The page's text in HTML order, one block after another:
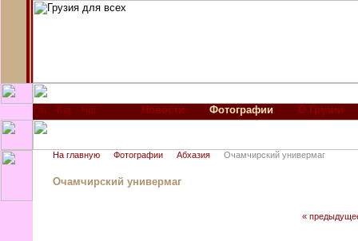
Новости Фотографии О Грузии
На главную Фотографии Абхазия Очамчирский универмаг
Очамчирский универмаг
«